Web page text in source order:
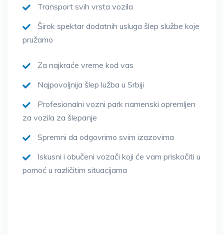
Transport svih vrsta vozila
Širok spektar dodatnih usluga šlep službe koje
pružamo
Za najkraće vreme kod vas
Najpovoljnija šlep lužba u Srbiji
Profesionalni vozni park namenski opremljen
za vozila za šlepanje
Spremni da odgovrimo svim izazovima
Iskusni i obučeni vozači koji će vam priskočiti u
pomoć u različitim situacijama